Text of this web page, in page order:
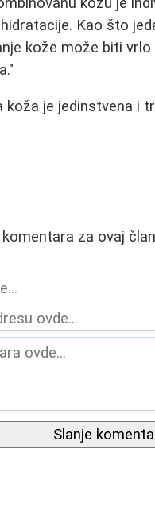
Kao što
kože može biti
je jedinstvena i
za ovaj
Slanje